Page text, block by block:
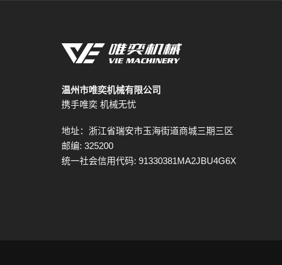
温州市唯奕机械有限公司
携手唯奕 机械无忧
地址：浙江省瑞安市玉海街道商城三期三区
邮编: 325200
统一社会信用代码: 91330381MA2JBU4G6X